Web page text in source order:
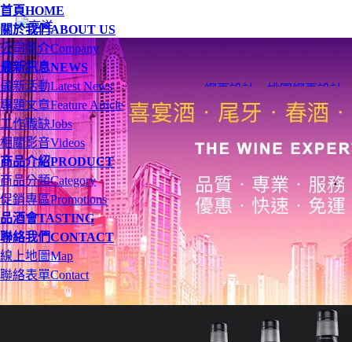
首頁HOME
關於我們ABOUT US
公司簡介Company
最新訊息NEWS
最新活動Latest News
專題文章Feature Article
工作職缺Jobs
相關影音Videos
商品介紹PRODUCT
商品分類Category
促銷專區Promotions
品酒會TASTING
聯絡我們CONTACT
線上地圖Map
聯絡表單Contact
網頁設計 桃園網頁設計